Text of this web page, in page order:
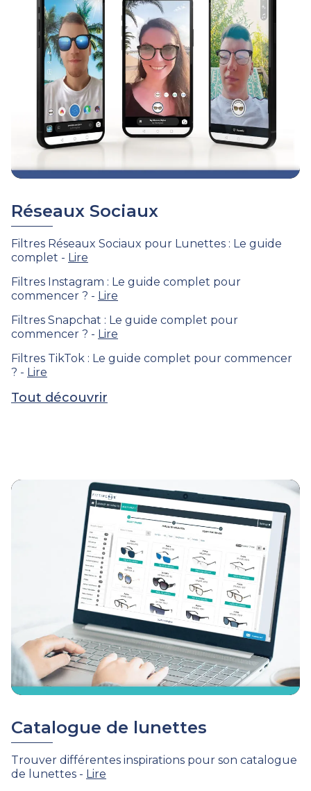
Réseaux Sociaux
Filtres Réseaux Sociaux pour Lunettes : Le guide
complet - Lire
Filtres Instagram : Le guide complet pour
commencer ? - Lire
Filtres Snapchat : Le guide complet pour
commencer ? - Lire
Filtres TikTok : Le guide complet pour commencer
? - Lire
Tout découvrir
Catalogue de lunettes
Trouver différentes inspirations pour son catalogue
de lunettes - Lire